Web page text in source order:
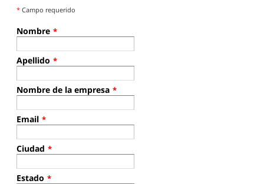
* Campo requerido
Nombre *
Apellido *
Nombre de la empresa *
Email *
Ciudad *
Estado *